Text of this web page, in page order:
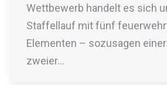
Wettbewerb handelt es sich
Staffellauf mit fünf
Elementen – sozusagen
zweier…